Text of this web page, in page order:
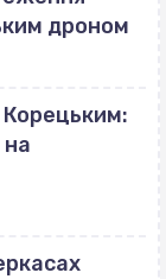
дроном
Корецьким:
на